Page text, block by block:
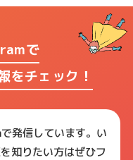
で
をチェック！
発信しています。い
知りたい方はぜひフ